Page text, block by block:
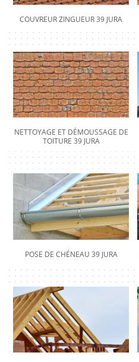
COUVREUR ZINGUEUR 39 JURA
NETTOYAGE ET DÉMOUSSAGE DE
TOITURE 39 JURA
POSE DE CHÉNEAU 39 JURA